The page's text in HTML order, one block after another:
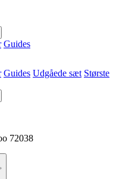
Guides
Guides Udgåede sæt Største
72038